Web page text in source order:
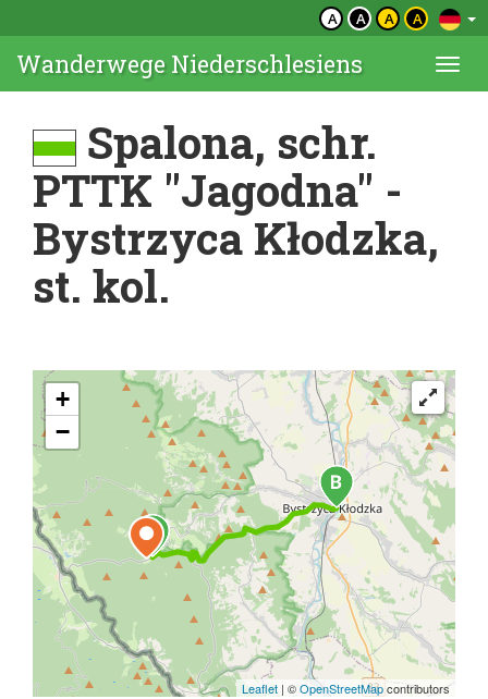
A A A A
Wanderwege Niederschlesiens
Spalona, schr.
PTTK "Jagodna" -
Bystrzyca Kłodzka,
st. kol.
+
−
Leaflet | ©OpenStreetMapcontributors